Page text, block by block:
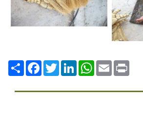
انشر
FacebookTwitterLinkedIn
WhatsAppEmail Print